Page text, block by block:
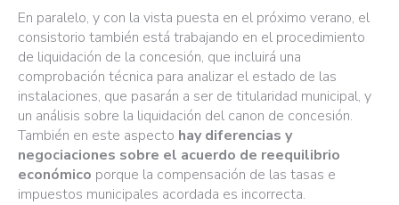
En paralelo, y con la vista puesta en el próximo verano, el
consistorio también está trabajando en el procedimiento
de liquidación de la concesión, que incluirá una
comprobación técnica para analizar el estado de las
instalaciones, que pasarán a ser de titularidad municipal, y
un análisis sobre la liquidación del canon de concesión.
También en este aspecto hay diferencias y
negociaciones sobre el acuerdo de reequilibrio
económico porque la compensación de las tasas e
impuestos municipales acordada es incorrecta.